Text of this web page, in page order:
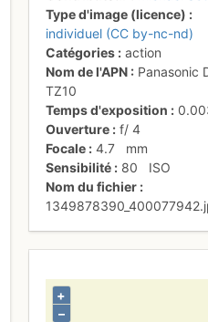
Type d'image (licence)
individuel (CC by-nc-nd)
Catégories
action
Nom de l'APN
Panasonic
TZ10
Temps d'exposition
Ouverture
f/4
Focale
4.7
mm
Sensibilité
80
ISO
Nom du fichier
+
–